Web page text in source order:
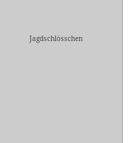
Jagdschlösschen